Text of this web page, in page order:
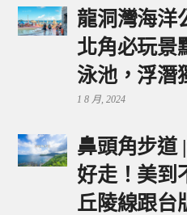
龍洞灣海洋
北角必玩景
泳池，浮潛
1 8 月, 2024
鼻頭角步道
好走！美到
丘陵線跟台